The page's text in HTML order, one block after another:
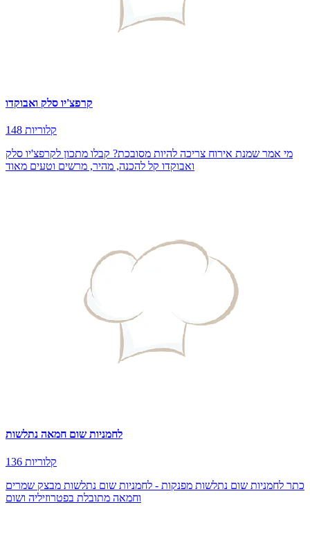
קרפצ'יו סלק ואבוקדו
148 קלוריות
מי אמר שמנת אירוח צריכה להיות מסובכת? קבלו מתכון לקרפצ'יו סלק
ואבוקדו קל להכנה, מהיר, מרשים וטעים מאוד
לחמניות שום חמאה נתלשות
136 קלוריות
כתר לחמניות שום נתלשות מפנקות - לחמניות שום נתלשות מבצק שמרים
וחמאה מתובלת בפטרוזיליה ושום